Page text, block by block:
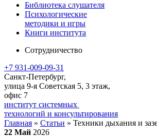
Библиотека слушателя
Психологические
методики и игры
Книги института
Сотрудничество
+7 931-009-09-31
Санкт-Петербург,
улица 9-я Советская 5​, 3 этаж,
офис 7
институт системных
технологий и консультирования
Главная » Статьи » Техники дыхания и
22 Май 2026